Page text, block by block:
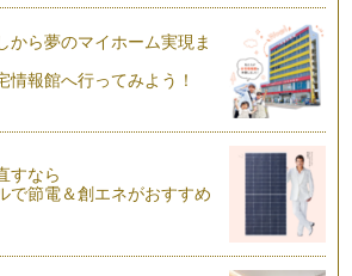
、野菜のストーリー
う間の夏が過ぎて行きました。心身とも
夏休み。楽しく…
伝いは、野菜をもみもみしよう！
りさです。いつも読んでくださり、あり
れま…
身する野菜
菜の花を紹介しました。ナス科、ウリ科で
の時は形が似て…
から夢のマイホーム実現ま
情報館へ行ってみよう！
すなら
で節電＆創エネがおすすめ